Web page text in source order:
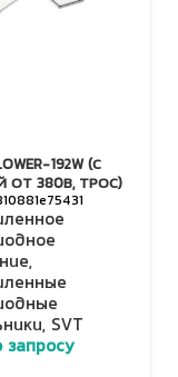
192W (С
ОТ 380В, ТРОС)
,
, SVT
запросу